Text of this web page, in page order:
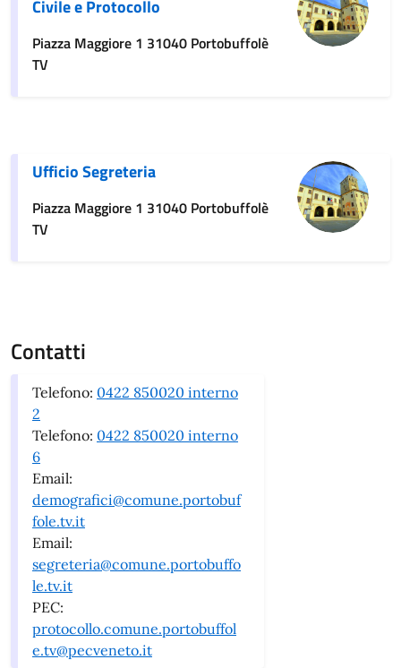
Civile e Protocollo
Piazza Maggiore 1 31040 Portobuffolè
TV
Ufficio Segreteria
Piazza Maggiore 1 31040 Portobuffolè
TV
Contatti
Telefono: 0422 850020 interno
2
Telefono: 0422 850020 interno
6
Email:
demografici@comune.portobuf
fole.tv.it
Email:
segreteria@comune.portobuffo
le.tv.it
PEC:
protocollo.comune.portobuffol
e.tv@pecveneto.it